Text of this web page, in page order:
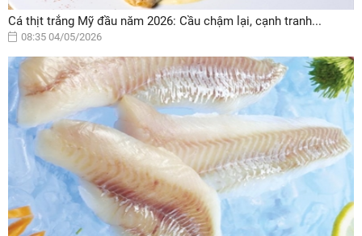
Cá thịt trắng Mỹ đầu năm 2026: Cầu chậm lại, cạnh tranh...
08:35 04/05/2026